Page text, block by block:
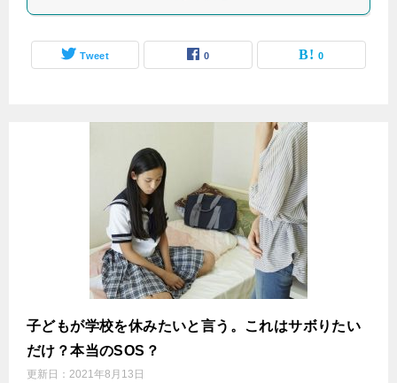
Tweet 0 0
子どもが学校を休みたいと言う。これはサボりたい
だけ？本当のSOS？
更新日： 2021年8月13日